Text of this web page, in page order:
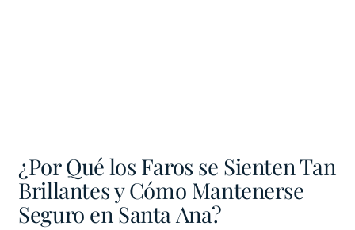
¿Por Qué los Faros se Sienten Tan
Brillantes y Cómo Mantenerse
Seguro en Santa Ana?